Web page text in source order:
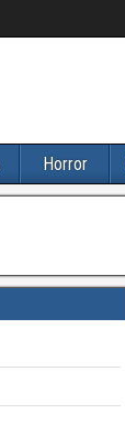
Horror